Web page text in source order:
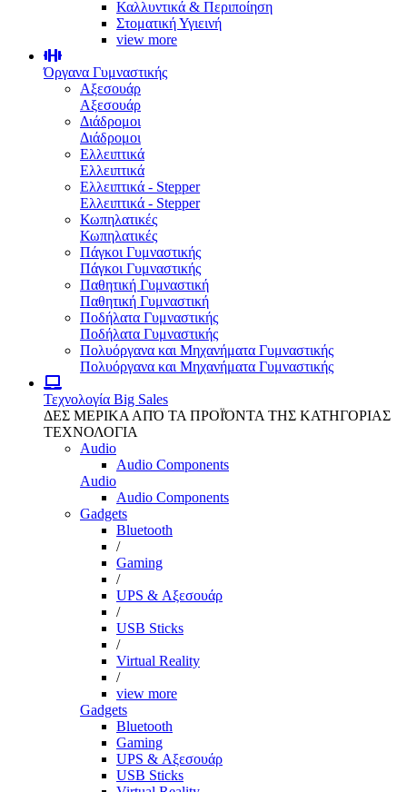
Καλλυντικά & Περιποίηση
Στοματική Υγιεινή
view more
Όργανα Γυμναστικής
Αξεσουάρ
Αξεσουάρ
Διάδρομοι
Διάδρομοι
Ελλειπτικά
Ελλειπτικά
Ελλειπτικά - Stepper
Ελλειπτικά - Stepper
Κωπηλατικές
Κωπηλατικές
Πάγκοι Γυμναστικής
Πάγκοι Γυμναστικής
Παθητική Γυμναστική
Παθητική Γυμναστική
Ποδήλατα Γυμναστικής
Ποδήλατα Γυμναστικής
Πολυόργανα και Μηχανήματα Γυμναστικής
Πολυόργανα και Μηχανήματα Γυμναστικής
Τεχνολογία Big Sales
ΔΕΣ ΜΕΡΙΚΑ ΑΠΌ ΤΑ ΠΡΟΪΌΝΤΑ ΤΗΣ ΚΑΤΗΓΟΡΙΑΣ
ΤΕΧΝΟΛΟΓΙΑ
Audio
Audio Components
Audio
Audio Components
Gadgets
Bluetooth
/
Gaming
/
UPS & Αξεσουάρ
/
USB Sticks
/
Virtual Reality
/
view more
Gadgets
Bluetooth
Gaming
UPS & Αξεσουάρ
USB Sticks